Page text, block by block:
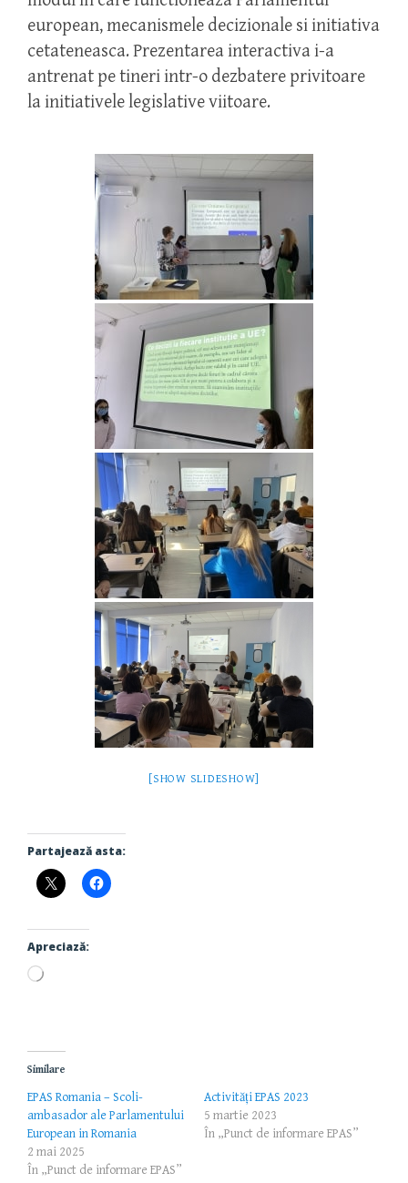
european, mecanismele decizionale si initiativa
cetateneasca. Prezentarea interactiva i-a
antrenat pe tineri intr-o dezbatere privitoare
la initiativele legislative viitoare.
[SHOW SLIDESHOW]
Partajează asta:
Apreciază:
Încarc...
Similare
EPAS Romania – Scoli-
ambasador ale Parlamentului
European in Romania
2 mai 2025
În „Punct de informare EPAS”
Activități EPAS 2023
5 martie 2023
În „Punct de informare EPAS”